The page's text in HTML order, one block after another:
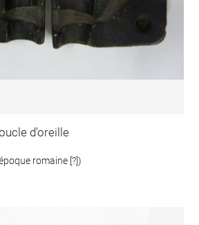
d'oreille
romaine [?])